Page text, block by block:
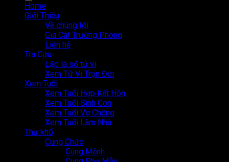
Home
Giới Thiệu
Về chúng tôi
Gia Cát Trường Phong
Liên hệ
Tra Cứu
Lập lá số tử vi
Xem Tử Vi Trọn Đời
Xem Tuổi
Xem Tuổi Hợp Kết Hôn
Xem Tuổi Sinh Con
Xem Tuổi Vợ Chồng
Xem Tuổi Làm Nhà
Thư khố
Cung Chức
Cung Mệnh